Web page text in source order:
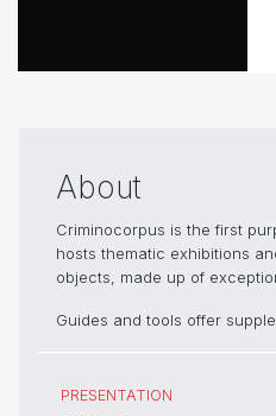
About
Criminocorpus is the first
hosts thematic exhibitions
objects, made up of
Guides and tools offer
PRESENTATION